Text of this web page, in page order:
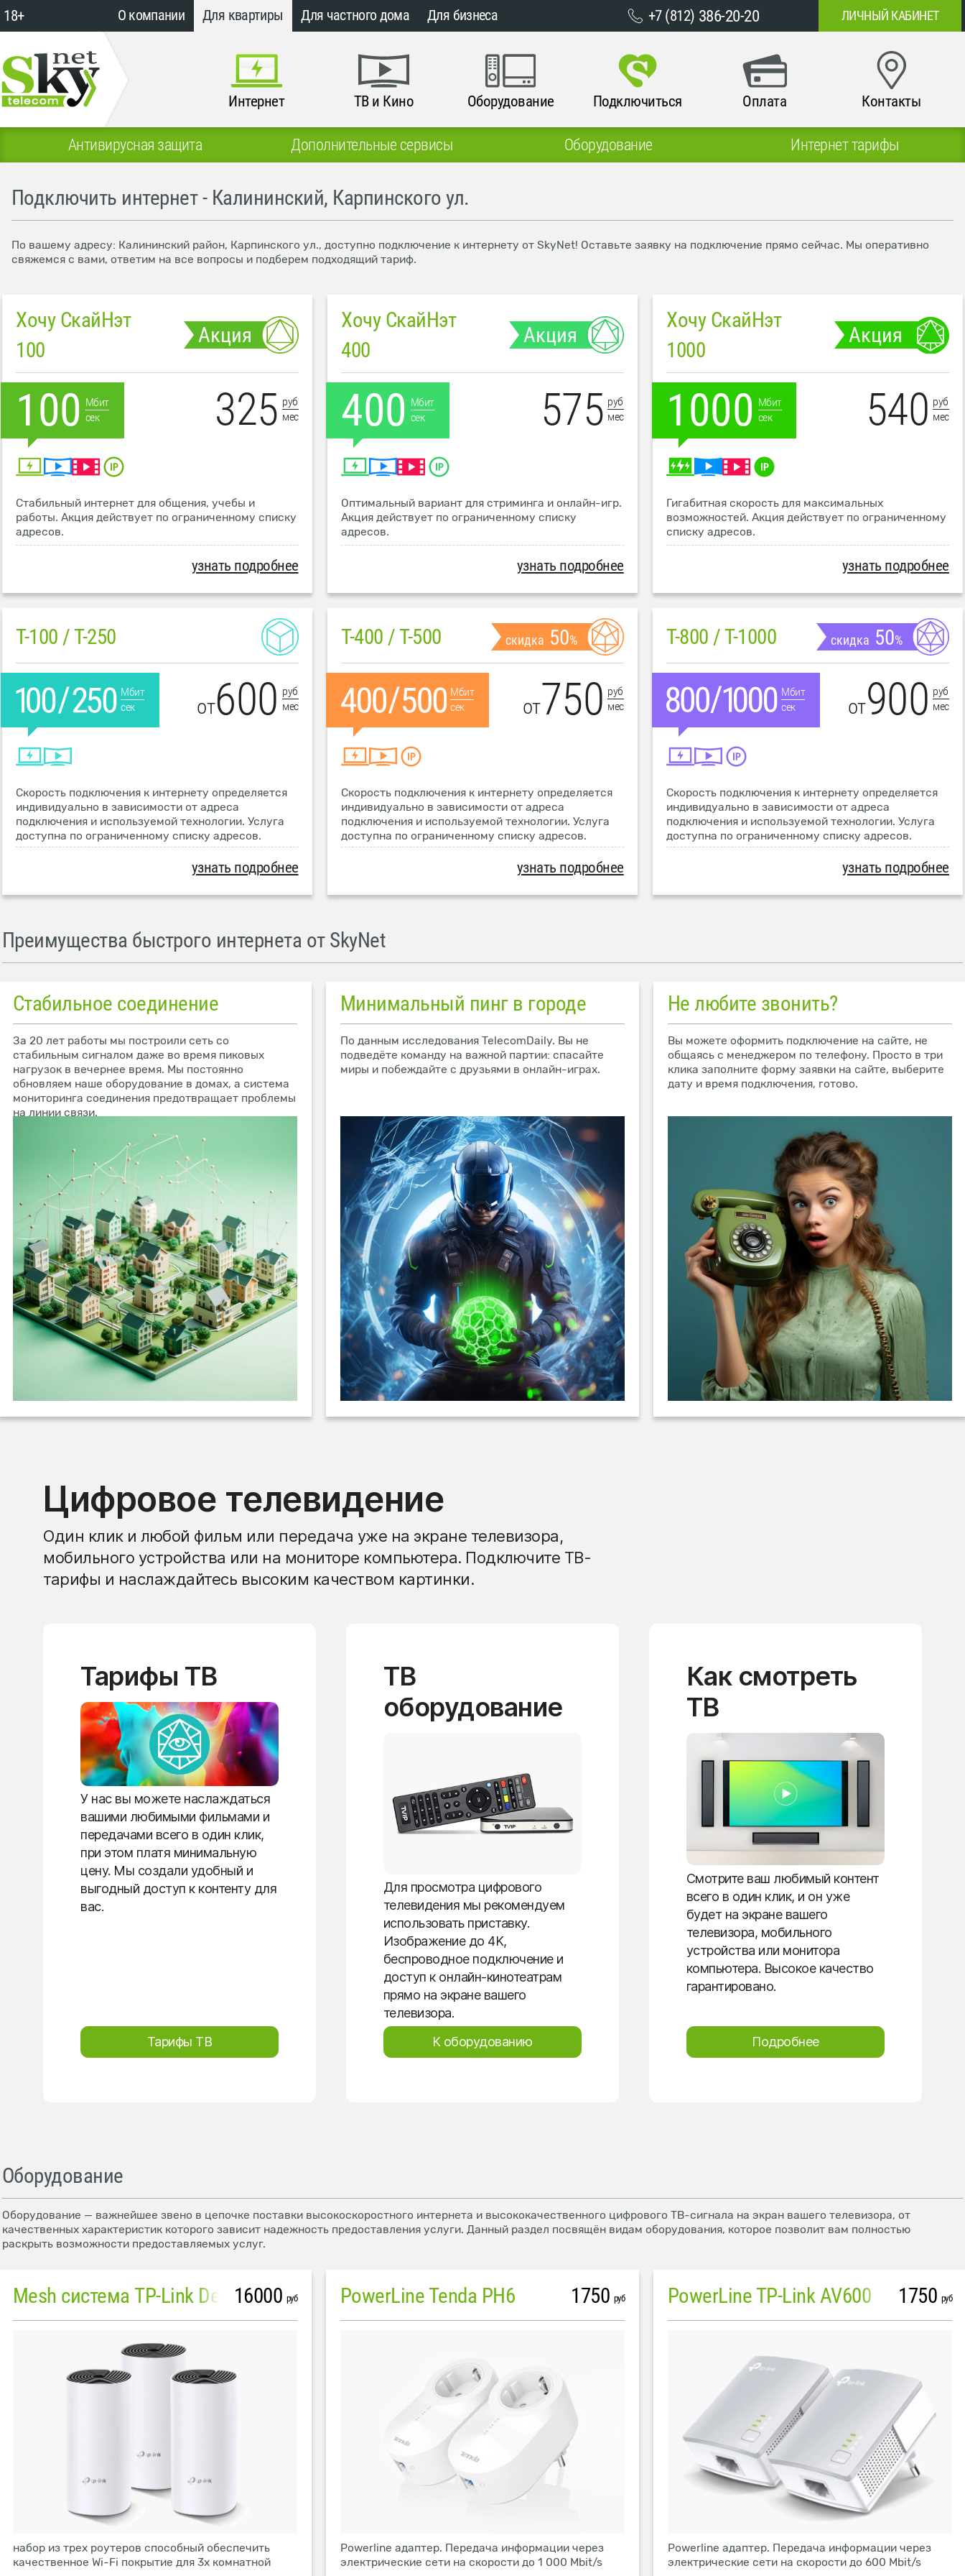
18+ О компании Для квартиры Для частного дома Для бизнеса +7 (812) 386-20-20 ЛИЧНЫЙ КАБИНЕТ
Интернет ТВ и Кино Оборудование Подключиться Оплата Контакты
Антивирусная защита Дополнительные сервисы Оборудование Интернет тарифы
Подключить интернет - Калининский, Карпинского ул.
По вашему адресу: Калининский район, Карпинского ул., доступно подключение к интернету от SkyNet! Оставьте заявку на подключение прямо сейчас. Мы оперативно
свяжемся с вами, ответим на все вопросы и подберем подходящий тариф.
Хочу СкайНэт
100
Акция
100 Мбит
сек
325 руб
мес
Стабильный интернет для общения, учебы и
работы. Акция действует по ограниченному списку
адресов.
узнать подробнее
Хочу СкайНэт
400
Акция
400 Мбит
сек
575 руб
мес
Оптимальный вариант для стриминга и онлайн-игр.
Акция действует по ограниченному списку
адресов.
узнать подробнее
Хочу СкайНэт
1000
Акция
1000 Мбит
сек
540 руб
мес
Гигабитная скорость для максимальных
возможностей. Акция действует по ограниченному
списку адресов.
узнать подробнее
T-100 / T-250
Мбит
сек
от600 руб
мес
Скорость подключения к интернету определяется
индивидуально в зависимости от адреса
подключения и используемой технологии. Услуга
доступна по ограниченному списку адресов.
узнать подробнее
T-400 / T-500 скидка 50%
Мбит
сек
от750 руб
мес
Скорость подключения к интернету определяется
индивидуально в зависимости от адреса
подключения и используемой технологии. Услуга
доступна по ограниченному списку адресов.
узнать подробнее
T-800 / T-1000 скидка 50%
Мбит
сек
от900 руб
мес
Скорость подключения к интернету определяется
индивидуально в зависимости от адреса
подключения и используемой технологии. Услуга
доступна по ограниченному списку адресов.
узнать подробнее
Преимущества быстрого интернета от SkyNet
Стабильное соединение
За 20 лет работы мы построили сеть со
стабильным сигналом даже во время пиковых
нагрузок в вечернее время. Мы постоянно
обновляем наше оборудование в домах, а система
мониторинга соединения предотвращает проблемы
на линии связи.
Минимальный пинг в городе
По данным исследования TelecomDaily. Вы не
подведёте команду на важной партии: спасайте
миры и побеждайте с друзьями в онлайн-играх.
Не любите звонить?
Вы можете оформить подключение на сайте, не
общаясь с менеджером по телефону. Просто в три
клика заполните форму заявки на сайте, выберите
дату и время подключения, готово.
Цифровое телевидение
Один клик и любой фильм или передача уже на экране телевизора,
мобильного устройства или на мониторе компьютера. Подключите ТВ-
тарифы и наслаждайтесь высоким качеством картинки.
Тарифы ТВ
У нас вы можете наслаждаться
вашими любимыми фильмами и
передачами всего в один клик,
при этом платя минимальную
цену. Мы создали удобный и
выгодный доступ к контенту для
вас.
Тарифы ТВ
ТВ
оборудование
Для просмотра цифрового
телевидения мы рекомендуем
использовать приставку.
Изображение до 4K,
беспроводное подключение и
доступ к онлайн-кинотеатрам
прямо на экране вашего
телевизора.
К оборудованию
Как смотреть
ТВ
Смотрите ваш любимый контент
всего в один клик, и он уже
будет на экране вашего
телевизора, мобильного
устройства или монитора
компьютера. Высокое качество
гарантировано.
Подробнее
Оборудование
Оборудование — важнейшее звено в цепочке поставки высокоскоростного интернета и высококачественного цифрового ТВ-сигнала на экран вашего телевизора, от
качественных характеристик которого зависит надежность предоставления услуги. Данный раздел посвящён видам оборудования, которое позволит вам полностью
раскрыть возможности предоставляемых услуг.
Mesh система TP-Link Deco M4 (3 устройства)
16000 руб
набор из трех роутеров способный обеспечить
качественное Wi-Fi покрытие для 3х комнатной
PowerLine Tenda PH6 1750 руб
Powerline адаптер. Передача информации через
электрические сети на скорости до 1 000 Mbit/s
PowerLine TP-Link AV600 1750 руб
Powerline адаптер. Передача информации через
электрические сети на скорости до 600 Mbit/s